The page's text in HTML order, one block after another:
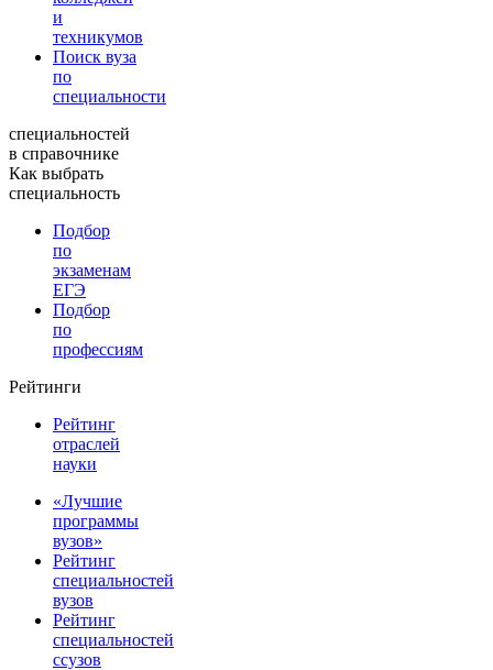
и
техникумов
Поиск вуза
по
специальности
специальностей
в справочнике
Как выбрать
специальность
Подбор
по
экзаменам
ЕГЭ
Подбор
по
профессиям
Рейтинги
Рейтинг
отраслей
науки
«Лучшие
программы
вузов»
Рейтинг
специальностей
вузов
Рейтинг
специальностей
ссузов